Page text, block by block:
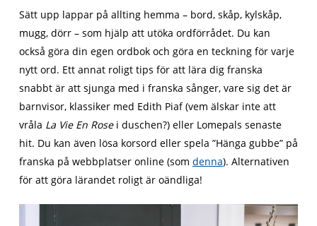
Sätt upp lappar på allting hemma – bord, skåp, kylskåp,
mugg, dörr – som hjälp att utöka ordförrådet. Du kan
också göra din egen ordbok och göra en teckning för varje
nytt ord. Ett annat roligt tips för att lära dig franska
snabbt är att sjunga med i franska sånger, vare sig det är
barnvisor, klassiker med Edith Piaf (vem älskar inte att
vråla La Vie En Rosei duschen?) eller Lomepals senaste
hit. Du kan även lösa korsord eller spela ”Hänga gubbe” på
franska på webbplatser online (som denna). Alternativen
för att göra lärandet roligt är oändliga!